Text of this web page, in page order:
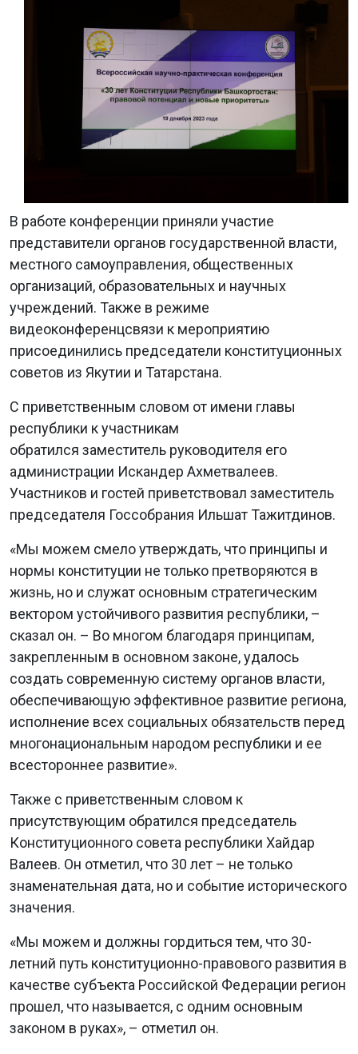
В работе конференции приняли участие
представители органов государственной власти,
местного самоуправления, общественных
организаций, образовательных и научных
учреждений. Также в режиме
видеоконференцсвязи к мероприятию
присоединились председатели конституционных
советов из Якутии и Татарстана.
С приветственным словом от имени главы
республики к участникам
обратился заместитель руководителя его
администрации Искандер Ахметвалеев.
Участников и гостей приветствовал заместитель
председателя Госсобрания Ильшат Тажитдинов.
«Мы можем смело утверждать, что принципы и
нормы конституции не только претворяются в
жизнь, но и служат основным стратегическим
вектором устойчивого развития республики, –
сказал он. – Во многом благодаря принципам,
закрепленным в основном законе, удалось
создать современную систему органов власти,
обеспечивающую эффективное развитие региона,
исполнение всех социальных обязательств перед
многонациональным народом республики и ее
всестороннее развитие».
Также с приветственным словом к
присутствующим обратился председатель
Конституционного совета республики Хайдар
Валеев. Он отметил, что 30 лет – не только
знаменательная дата, но и событие исторического
значения.
«Мы можем и должны гордиться тем, что 30-
летний путь конституционно-правового развития в
качестве субъекта Российской Федерации регион
прошел, что называется, с одним основным
законом в руках», – отметил он.